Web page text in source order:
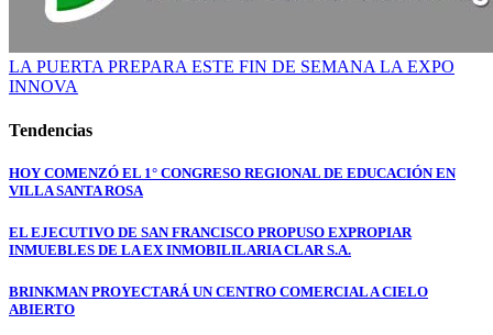
LA PUERTA PREPARA ESTE FIN DE SEMANA LA EXPO
INNOVA
Tendencias
HOY COMENZÓ EL 1° CONGRESO REGIONAL DE EDUCACIÓN EN
VILLA SANTA ROSA
EL EJECUTIVO DE SAN FRANCISCO PROPUSO EXPROPIAR
INMUEBLES DE LA EX INMOBILILARIA CLAR S.A.
BRINKMAN PROYECTARÁ UN CENTRO COMERCIAL A CIELO
ABIERTO